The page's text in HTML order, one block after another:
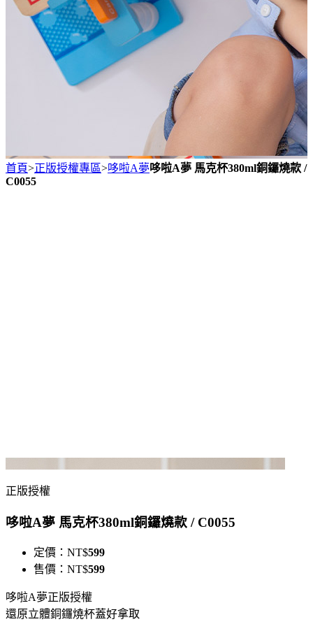
首頁>正版授權專區>哆啦A夢哆啦A夢 馬克杯380ml銅鑼燒款 /
C0055
正版授權
哆啦A夢 馬克杯380ml銅鑼燒款 / C0055
定價： NT$599
售價： NT$599
哆啦A夢正版授權
還原立體銅鑼燒杯蓋好拿取